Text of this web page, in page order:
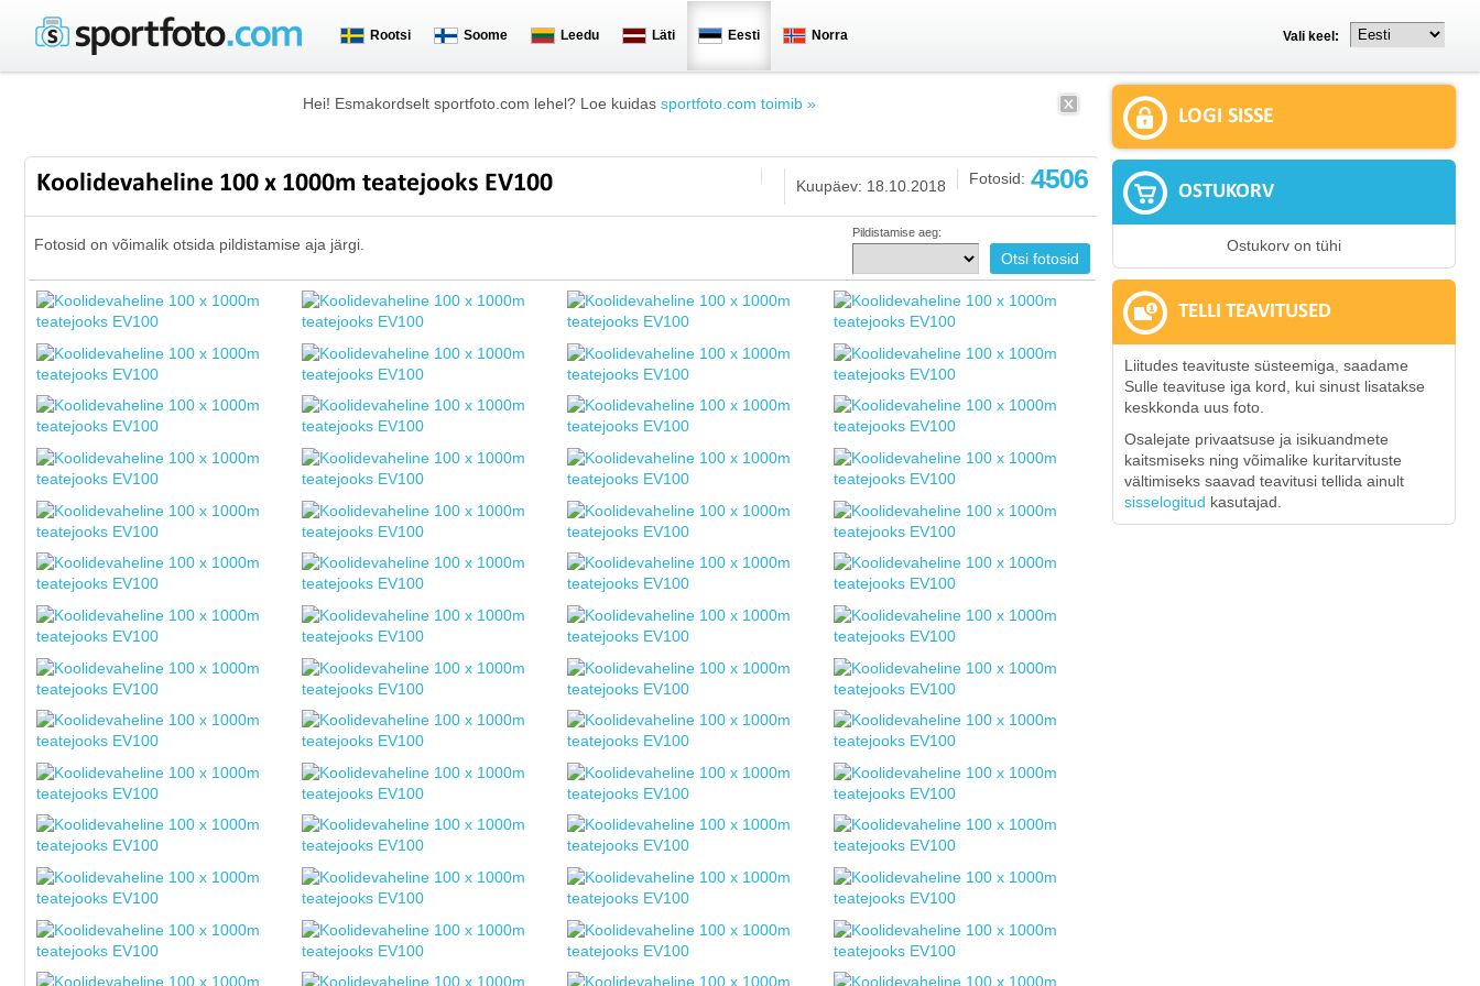
Rootsi Soome Leedu Läti Eesti Norra Vali keel:
Hei! Esmakordselt sportfoto.com lehel? Loe kuidas sportfoto.com toimib »
Koolidevaheline 100 x 1000m teatejooks EV100 Fotosid: 4506
Kuupäev: 18.10.2018
Fotosid on võimalik otsida pildistamise aja järgi.
Pildistamise aeg:
LOGI SISSE
OSTUKORV
Ostukorv on tühi
TELLI TEAVITUSED
Liitudes teavituste süsteemiga, saadame
Sulle teavituse iga kord, kui sinust lisatakse
keskkonda uus foto.
Osalejate privaatsuse ja isikuandmete
kaitsmiseks ning võimalike kuritarvituste
vältimiseks saavad teavitusi tellida ainult
sisselogitud kasutajad.